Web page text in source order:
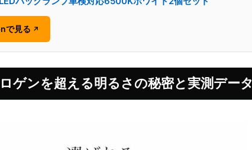
で見る ↗
ゲンを超える明るさの秘密と実測データ